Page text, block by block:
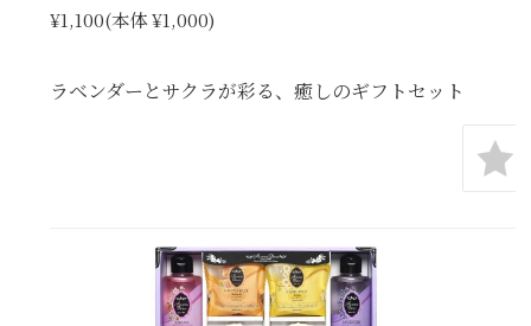
¥1,100(本体 ¥1,000)
ラベンダーとサクラが彩る、癒しのギフトセット